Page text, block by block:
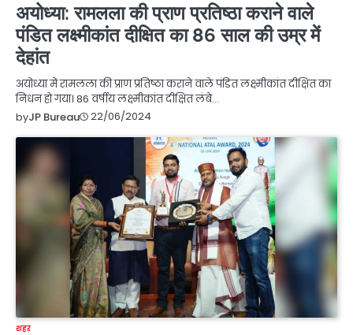
अयोध्या: रामलला की प्राण प्रतिष्ठा कराने वाले
पंडित लक्ष्मीकांत दीक्षित का 86 साल की उम्र में
देहांत
अयोध्या में रामलला की प्राण प्रतिष्ठा कराने वाले पंडित लक्ष्मीकांत दीक्षित का
निधन हो गया। 86 वर्षीय लक्ष्मीकांत दीक्षित लंबे…
byJP Bureau 22/06/2024
शहर